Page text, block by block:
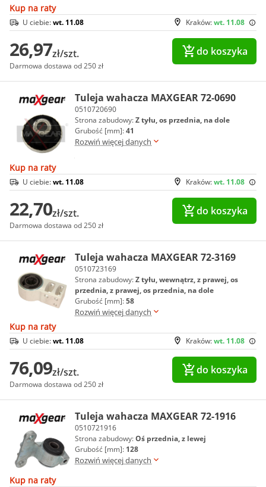
Kup na raty
Kraków:wt. 11.08
U ciebie:wt. 11.08
26,97zł/szt.
Darmowa dostawa od 250 zł
do koszyka
Tuleja wahacza MAXGEAR 72-0690
0510720690
Strona zabudowy:Z tyłu, os przednia, na dole
Grubość [mm]:41
Rozwiń więcej danych
Kup na raty
Kraków:wt. 11.08
U ciebie:wt. 11.08
22,70zł/szt.
Darmowa dostawa od 250 zł
do koszyka
Tuleja wahacza MAXGEAR 72-3169
0510723169
Strona zabudowy:Z tyłu, wewnątrz, z prawej, os
przednia, z prawej, os przednia, na dole
Grubość [mm]:58
Rozwiń więcej danych
Kup na raty
Kraków:wt. 11.08
U ciebie:wt. 11.08
76,09zł/szt.
Darmowa dostawa od 250 zł
do koszyka
Tuleja wahacza MAXGEAR 72-1916
0510721916
Strona zabudowy:Oś przednia, z lewej
Grubość [mm]: 128
Rozwiń więcej danych
Kup na raty